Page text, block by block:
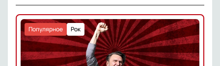
Рок
Популярное